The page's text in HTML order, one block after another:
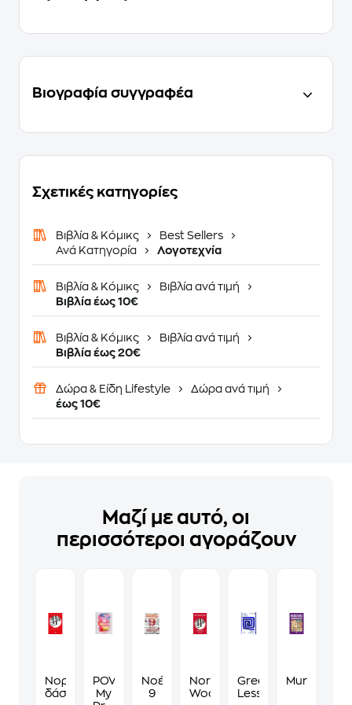
Βιογραφία συγγραφέα
Σχετικές κατηγορίες
Βιβλία & Κόμικς
Best Sellers
Ανά Κατηγορία
Λογοτεχνία
Βιβλία & Κόμικς
Βιβλία ανά τιμή
Βιβλία έως 10€
Βιβλία & Κόμικς
Βιβλία ανά τιμή
Βιβλία έως 20€
Δώρα & Είδη Lifestyle
Δώρα ανά τιμή
έως 10€
Μαζί με αυτό, οι
περισσότεροι αγοράζουν
Νορβηγικό
δάσος
POV:
My
Νοέμβρης
9
Norwegian
Wood
Greek
Lessons
Murdoku